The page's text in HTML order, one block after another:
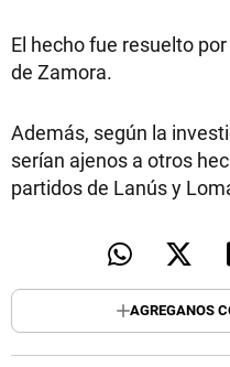
El hecho fue resuelto
de Zamora.
Además, según la
serían ajenos a otros
partidos de Lanús y
AGREGANOS